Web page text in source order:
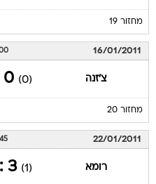
מחזור 19
16/01/2011
צ'זנה (0)
0 : 1
מחזור 20
22/01/2011
רומא (1)
3 : 0